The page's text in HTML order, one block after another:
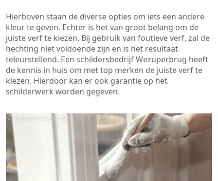
Hierboven staan de diverse opties om iets een andere
kleur te geven. Echter is het van groot belang om de
juiste verf te kiezen. Bij gebruik van foutieve verf, zal de
hechting niet voldoende zijn en is het resultaat
teleurstellend. Een schildersbedrijf Wezuperbrug heeft
de kennis in huis om met top merken de juiste verf te
kiezen. Hierdoor kan er ook garantie op het
schilderwerk worden gegeven.